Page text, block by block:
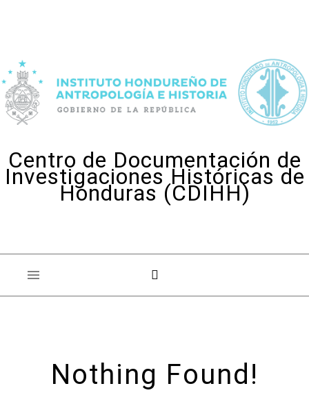
Centro de Documentación de
Investigaciones Históricas de
Honduras (CDIHH)
Nothing Found!